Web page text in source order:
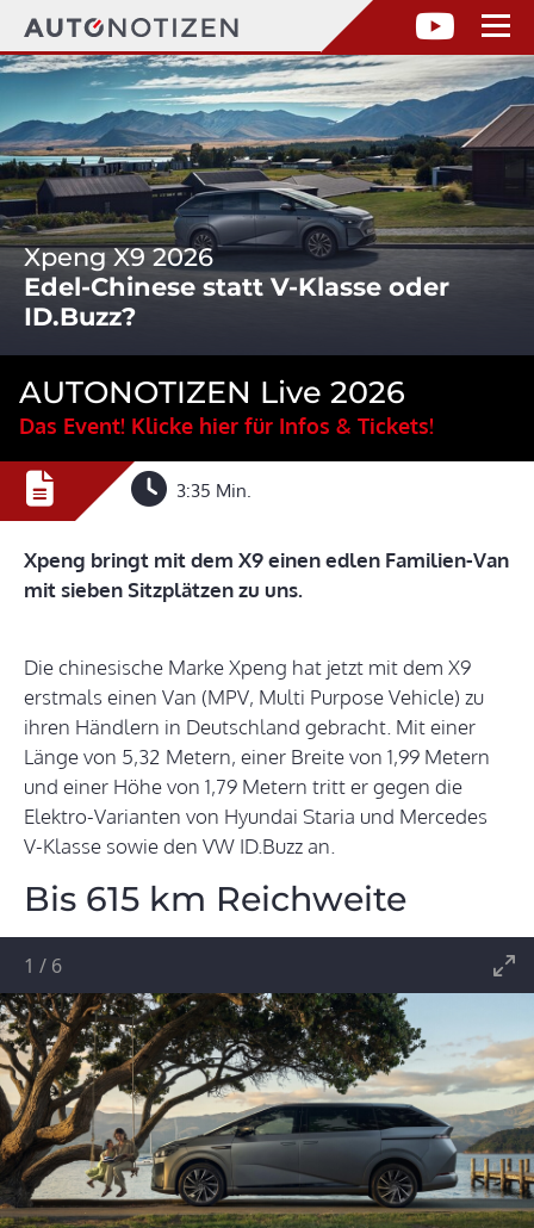
Xpeng X9 2026
Edel-Chinese statt V-Klasse oder
ID.Buzz?
AUTONOTIZEN Live 2026
Das Event! Klicke hier für Infos & Tickets!
3:35 Min.
Xpeng bringt mit dem X9 einen edlen Familien-Van
mit sieben Sitzplätzen zu uns.
Die chinesische Marke Xpeng hat jetzt mit dem X9
erstmals einen Van (MPV, Multi Purpose Vehicle) zu
ihren Händlern in Deutschland gebracht. Mit einer
Länge von 5,32 Metern, einer Breite von 1,99 Metern
und einer Höhe von 1,79 Metern tritt er gegen die
Elektro-Varianten von Hyundai Staria und Mercedes
V-Klasse sowie den VW ID.Buzz an.
Bis 615 km Reichweite
1 / 6